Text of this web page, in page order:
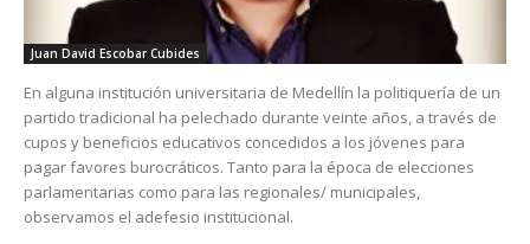
Juan David Escobar Cubides
En alguna institución universitaria de Medellín la politiquería de un
partido tradicional ha pelechado durante veinte años, a través de
cupos y beneficios educativos concedidos a los jóvenes para
pagar favores burocráticos. Tanto para la época de elecciones
parlamentarias como para las regionales/ municipales,
observamos el adefesio institucional.